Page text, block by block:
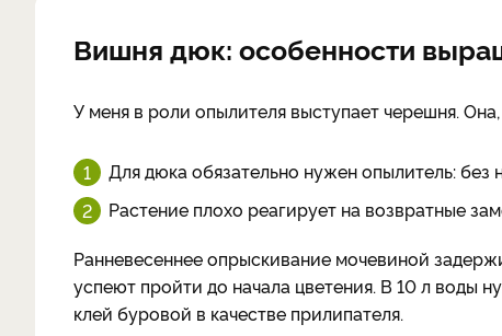
Вишня дюк: особенности
У меня в роли опылителя выступает черешня.
Для дюка обязательно нужен опылитель: без
Растение плохо реагирует на возвратные
Ранневесеннее опрыскивание мочевиной
успеют пройти до начала цветения. В 10 л воды
клей буровой в качестве прилипателя.